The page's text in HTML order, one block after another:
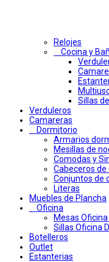
Relojes
Cocina y
Sillas
Verduleros
Camareras
Dormitorio
Armarios
Mesillas de
Comodas y
Cabeceros de
Conjuntos de
Literas
Muebles de Plancha
Oficina
Mesas
Sillas Oficina
Botelleros
Outlet
Estanterias